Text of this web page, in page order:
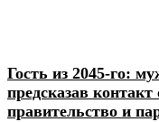
Гость из 2045-го:
предсказав
правительство и